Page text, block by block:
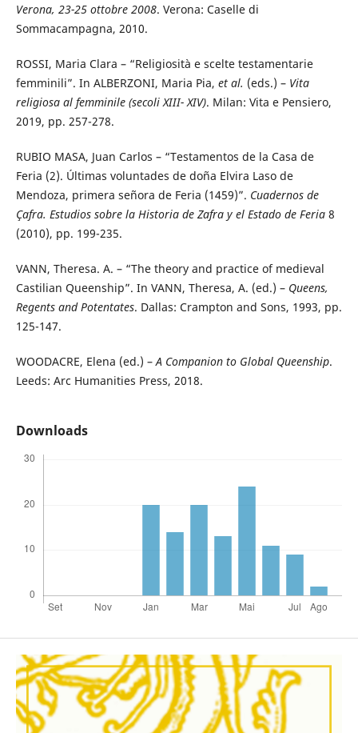
Verona, 23-25 ottobre 2008. Verona: Caselle di
Sommacampagna, 2010.
ROSSI, Maria Clara – “Religiosità e scelte testamentarie
femminili”. In ALBERZONI, Maria Pia, et al. (eds.) – Vita
religiosa al femminile (secoli XIII- XIV). Milan: Vita e Pensiero,
2019, pp. 257-278.
RUBIO MASA, Juan Carlos – “Testamentos de la Casa de
Feria (2). Últimas voluntades de doña Elvira Laso de
Mendoza, primera señora de Feria (1459)”. Cuadernos de
Çafra. Estudios sobre la Historia de Zafra y el Estado de Feria8
(2010), pp. 199-235.
VANN, Theresa. A. – “The theory and practice of medieval
Castilian Queenship”. In VANN, Theresa, A. (ed.) – Queens,
Regents and Potentates. Dallas: Crampton and Sons, 1993, pp.
125-147.
WOODACRE, Elena (ed.) – A Companion to Global Queenship.
Leeds: Arc Humanities Press, 2018.
Downloads